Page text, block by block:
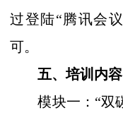
过登陆“腾讯会
可。
五、培训内容
模块一： “双